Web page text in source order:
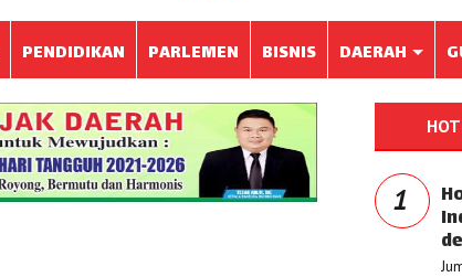
PENDIDIKAN PARLEMEN BISNIS DAERAH
1